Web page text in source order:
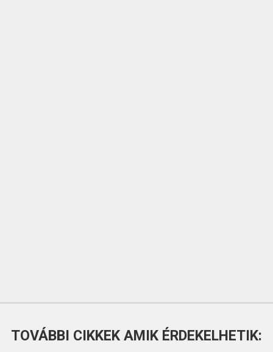
TOVÁBBI CIKKEK AMIK ÉRDEKELHETIK: